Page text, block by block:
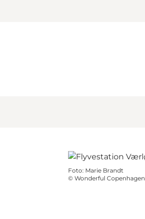
Foto: Marie Brandt
© Wonderful Copenhagen